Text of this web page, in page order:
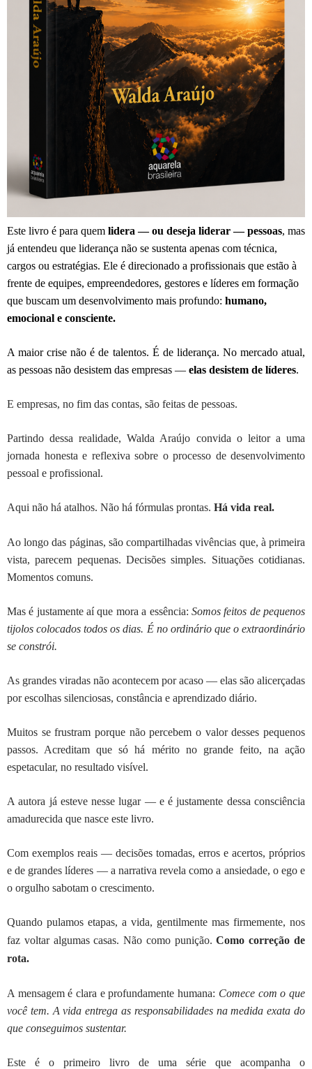
Este livro é para quem lidera — ou deseja liderar — pessoas, mas
já entendeu que liderança não se sustenta apenas com técnica,
cargos ou estratégias. Ele é direcionado a profissionais que estão à
frente de equipes, empreendedores, gestores e líderes em formação
que buscam um desenvolvimento mais profundo: humano,
emocional e consciente.
A maior crise não é de talentos. É de liderança. No mercado atual,
as pessoas não desistem das empresas — elas desistem de líderes.
E empresas, no fim das contas, são feitas de pessoas.
Partindo dessa realidade, Walda Araújo convida o leitor a uma
jornada honesta e reflexiva sobre o processo de desenvolvimento
pessoal e profissional.
Aqui não há atalhos. Não há fórmulas prontas. Há vida real.
Ao longo das páginas, são compartilhadas vivências que, à primeira
vista, parecem pequenas. Decisões simples. Situações cotidianas.
Momentos comuns.
Mas é justamente aí que mora a essência: Somos feitos de pequenos
tijolos colocados todos os dias. É no ordinário que o extraordinário
se constrói.
As grandes viradas não acontecem por acaso — elas são alicerçadas
por escolhas silenciosas, constância e aprendizado diário.
Muitos se frustram porque não percebem o valor desses pequenos
passos. Acreditam que só há mérito no grande feito, na ação
espetacular, no resultado visível.
A autora já esteve nesse lugar — e é justamente dessa consciência
amadurecida que nasce este livro.
Com exemplos reais — decisões tomadas, erros e acertos, próprios
e de grandes líderes — a narrativa revela como a ansiedade, o ego e
o orgulho sabotam o crescimento.
Quando pulamos etapas, a vida, gentilmente mas firmemente, nos
faz voltar algumas casas. Não como punição.Como correção de
rota.
A mensagem é clara e profundamente humana: Comece com o que
você tem. A vida entrega as responsabilidades na medida exata do
que conseguimos sustentar.
Este é o primeiro livro de uma série que acompanha o